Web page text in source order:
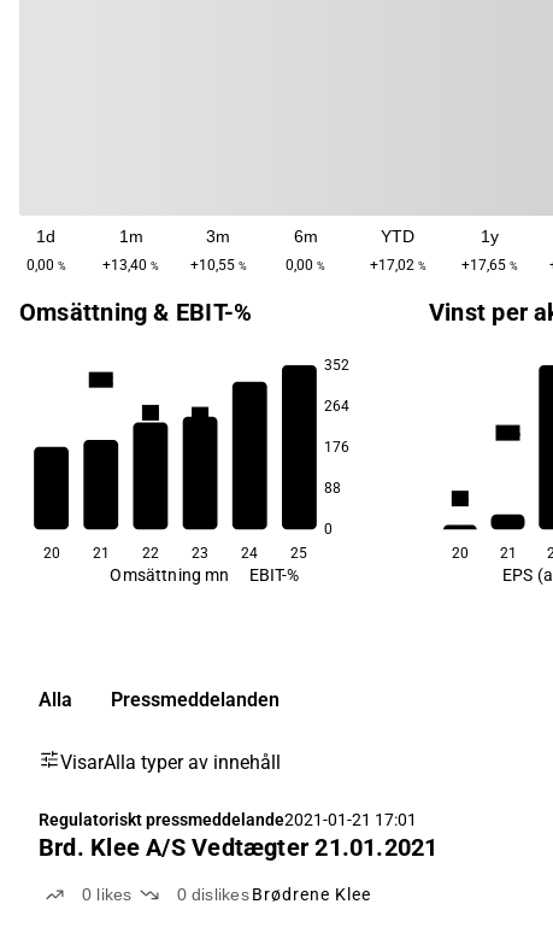
1d
0,00 %
1m
+13,40 %
3m
+10,55 %
6m
0,00 %
YTD
+17,02 %
1y
+17,65 %
Omsättning & EBIT-%
352
264
176
88
0
11,2
9,5
20 21 22 23 24 25
Omsättning mn EBIT-%
Vinst per
3,6
11,6
20 21
EPS
Alla Pressmeddelanden
VisarAlla typer av innehåll
Regulatoriskt pressmeddelande2021-01-21 17:01
Brd. Klee A/S Vedtægter 21.01.2021
0 likes 0 dislikes Brødrene Klee